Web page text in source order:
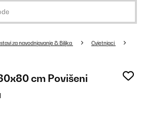
za navodnjavanje & Biljka Cvjetnjaci
cm Povišeni